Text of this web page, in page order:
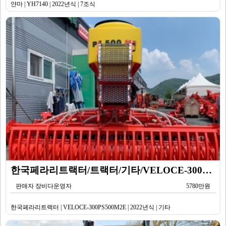
얀마 | YH7140 | 2022년식 | 7조식
한국페라리트랙터/트랙터/기타/VELOCE-300PS500M2E/2022년식
판매자 장비다운영자 5780만원
한국페라리트랙터 | VELOCE-300PS500M2E | 2022년식 | 기타